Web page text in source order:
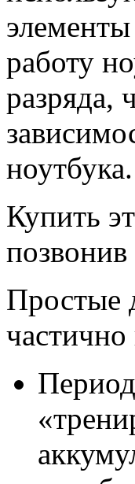
работу
разряда,
ноутбука.
Купить
Простые
частично